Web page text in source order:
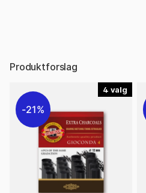
Produktforslag
4
21%